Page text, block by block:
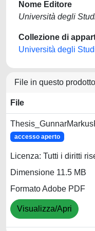
Nome Editore
Università degli
Collezione di
Università degli
File in questo
File
accesso aperto
Licenza: Tutti i diritti
Dimensione 11.5 MB
Formato Adobe PDF
Visualizza/Apri